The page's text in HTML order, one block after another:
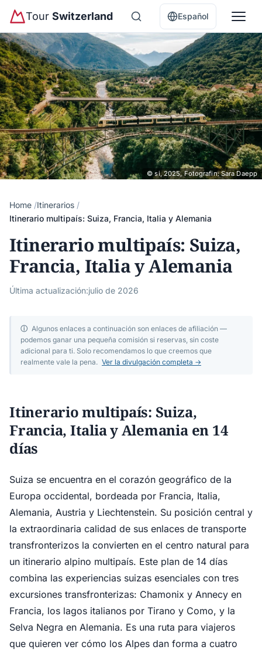
Tour Switzerland Español
© si, 2025, Fotografin: Sara Daepp
Home Itinerarios
Itinerario multipaís: Suiza, Francia, Italia y Alemania
Itinerario multipaís: Suiza,
Francia, Italia y Alemania
Última actualización:julio de 2026
ⓘ Algunos enlaces a continuación son enlaces de afiliación —
podemos ganar una pequeña comisión si reservas, sin coste
adicional para ti. Solo recomendamos lo que creemos que
realmente vale la pena. Ver la divulgación completa →
Itinerario multipaís: Suiza,
Francia, Italia y Alemania en 14
días
Suiza se encuentra en el corazón geográfico de la
Europa occidental, bordeada por Francia, Italia,
Alemania, Austria y Liechtenstein. Su posición central y
la extraordinaria calidad de sus enlaces de transporte
transfronterizos la convierten en el centro natural para
un itinerario alpino multipaís. Este plan de 14 días
combina las experiencias suizas esenciales con tres
excursiones transfronterizas: Chamonix y Annecy en
Francia, los lagos italianos por Tirano y Como, y la
Selva Negra en Alemania. Es una ruta para viajeros
que quieren ver cómo los Alpes dan forma a cuatro